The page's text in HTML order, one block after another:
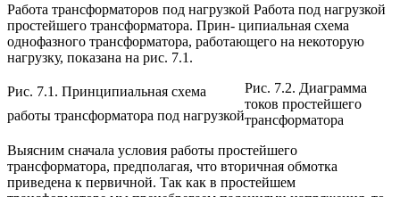
Работа трансформаторов под нагрузкой Работа под нагрузкой
простейшего трансформатора. Прин- ципиальная схема
однофазного трансформатора, работающего на некоторую
нагрузку, показана на рис. 7.1.
Рис. 7.1. Принципиальная схема
Рис. 7.2. Диаграмма
токов простейшего
работы трансформатора под нагрузкойтрансформатора
Выясним сначала условия работы простейшего
трансформатора, предполагая, что вторичная обмотка
приведена к первичной. Так как в простейшем